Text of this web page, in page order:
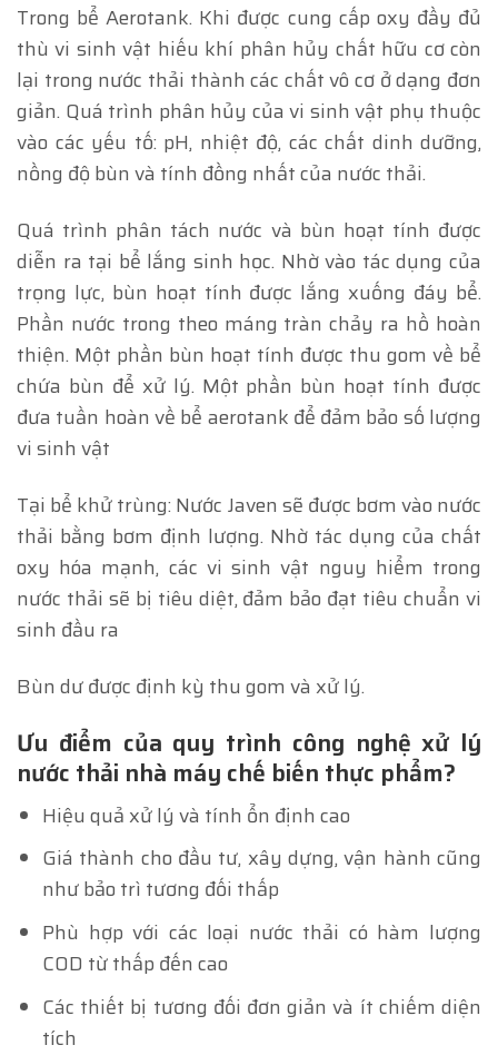
Trong bể Aerotank. Khi được cung cấp oxy đầy đủ
thù vi sinh vật hiếu khí phân hủy chất hữu cơ còn
lại trong nước thải thành các chất vô cơ ở dạng đơn
giản. Quá trình phân hủy của vi sinh vật phụ thuộc
vào các yếu tố: pH, nhiệt độ, các chất dinh dưỡng,
nồng độ bùn và tính đồng nhất của nước thải.
Quá trình phân tách nước và bùn hoạt tính được
diễn ra tại bể lắng sinh học. Nhờ vào tác dụng của
trọng lực, bùn hoạt tính được lắng xuống đáy bể.
Phần nước trong theo máng tràn chảy ra hồ hoàn
thiện. Một phần bùn hoạt tính được thu gom về bể
chứa bùn để xử lý. Một phần bùn hoạt tính được
đưa tuần hoàn về bể aerotank để đảm bảo số lượng
vi sinh vật
Tại bể khử trùng: Nước Javen sẽ được bơm vào nước
thải bằng bơm định lượng. Nhờ tác dụng của chất
oxy hóa mạnh, các vi sinh vật nguy hiểm trong
nước thải sẽ bị tiêu diệt, đảm bảo đạt tiêu chuẩn vi
sinh đầu ra
Bùn dư được định kỳ thu gom và xử lý.
Ưu điểm của quy trình công nghệ xử lý
nước thải nhà máy chế biến thực phẩm?
Hiệu quả xử lý và tính ổn định cao
Giá thành cho đầu tư, xây dựng, vận hành cũng
như bảo trì tương đối thấp
Phù hợp với các loại nước thải có hàm lượng
COD từ thấp đến cao
Các thiết bị tương đối đơn giản và ít chiếm diện
tích